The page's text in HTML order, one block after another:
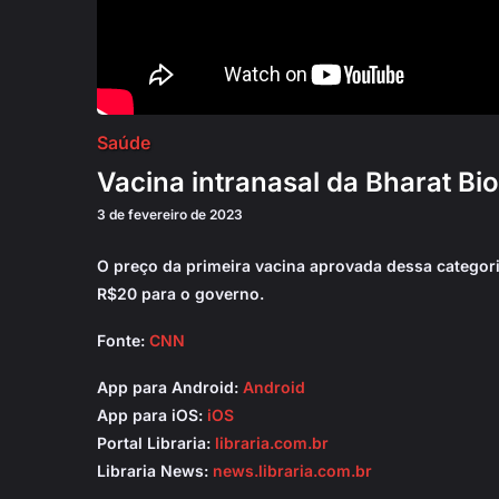
Saúde
Vacina intranasal da Bharat
3 de fevereiro de 2023
O preço da primeira vacina aprovada dessa
R$20 para o governo.
Fonte: CNN
App para Android: Android
App para iOS: iOS
Portal Libraria: libraria.com.br
Libraria News: news.libraria.com.br